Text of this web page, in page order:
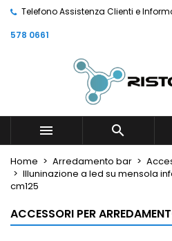
Telefono Assistenza Clienti e
578 0661
 
Home Arredamento bar
Illuninazione a led su mensola
cm125
ACCESSORI PER